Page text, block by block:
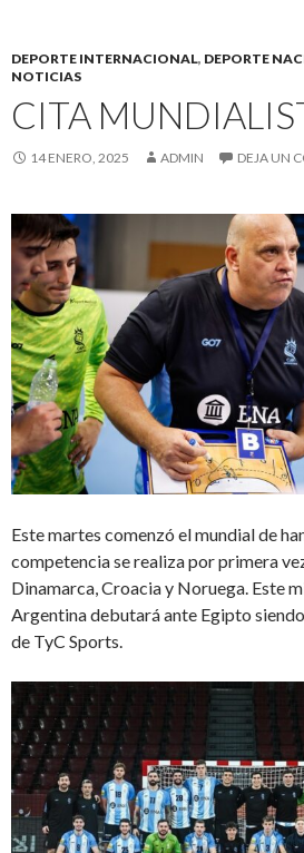
DEPORTE INTERNACIONAL, DEPORTE
NOTICIAS
CITA
14 ENERO, 2025 ADMIN DEJA UN
Este martes comenzó el mundial de
competencia se realiza por primera
Dinamarca, Croacia y Noruega. Este
Argentina debutará ante Egipto
de TyC Sports.